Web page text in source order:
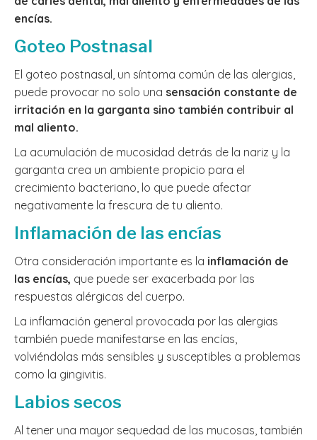
encías.
Goteo Postnasal
El goteo postnasal, un síntoma común de las alergias,
puede provocar no solo una sensación constante de
irritación en la garganta sino también contribuir al
mal aliento.
La acumulación de mucosidad detrás de la nariz y la
garganta crea un ambiente propicio para el
crecimiento bacteriano, lo que puede afectar
negativamente la frescura de tu aliento.
Inflamación de las encías
Otra consideración importante es la inflamación de
las encías, que puede ser exacerbada por las
respuestas alérgicas del cuerpo.
La inflamación general provocada por las alergias
también puede manifestarse en las encías,
volviéndolas más sensibles y susceptibles a problemas
como la gingivitis.
Labios secos
Al tener una mayor sequedad de las mucosas, también